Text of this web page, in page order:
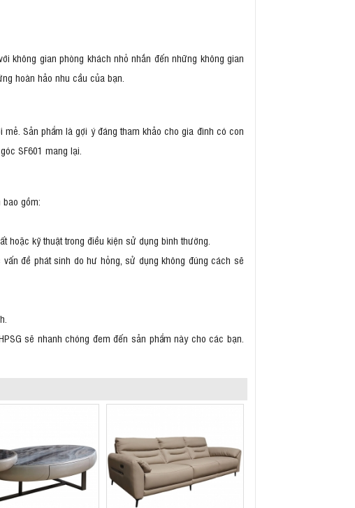
không gian phòng khách nhỏ nhắn đến những không gian
hoàn hảo nhu cầu của bạn.
Sản phẩm là gợi ý đáng tham khảo cho gia đình có con
SF601 mang lại.
gồm:
kỹ thuật trong điều kiện sử dụng bình thường.
đề phát sinh do hư hỏng, sử dụng không đúng cách sẽ
sẽ nhanh chóng đem đến sản phẩm này cho các bạn.